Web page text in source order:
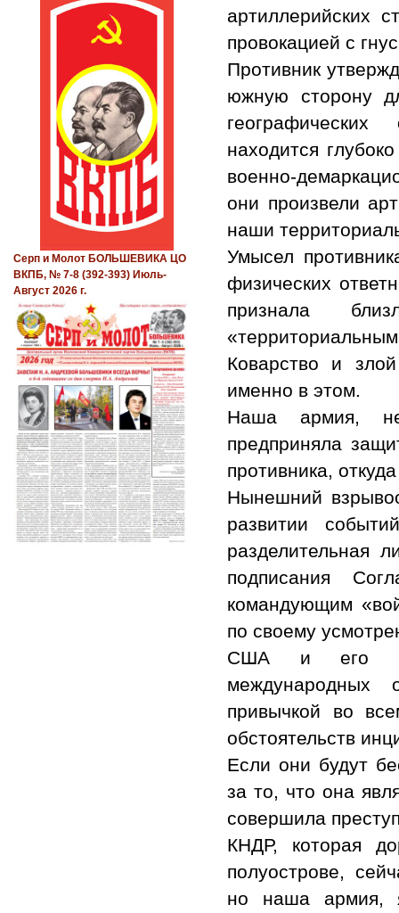
артиллерийских
провокацией с
Противник
южную сторону
находится
военно-
они произвели
наши
Умысел
физических
признала
Коварство и
именно в этом.
Наша армия, не
предприняла
противника,
Нынешний
развитии
разделительная
подписания
командующим
по своему
США и его
международных
привычкой во
обстоятельств
Если они будут
за то, что она
совершила
КНДР, которая
полуострове,
но наша армия,
Серп и Молот БОЛЬШЕВИКА ЦО
ВКПБ, № 7-8 (392-393) Июль-
Август 2026 г.